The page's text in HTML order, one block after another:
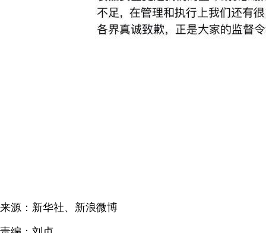
来源：新华社、新浪微博